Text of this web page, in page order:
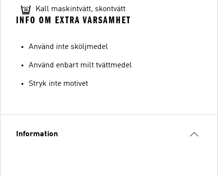
Kall maskintvätt, skontvätt
INFO OM EXTRA VARSAMHET
Använd inte sköljmedel
Använd enbart milt tvättmedel
Stryk inte motivet
Information